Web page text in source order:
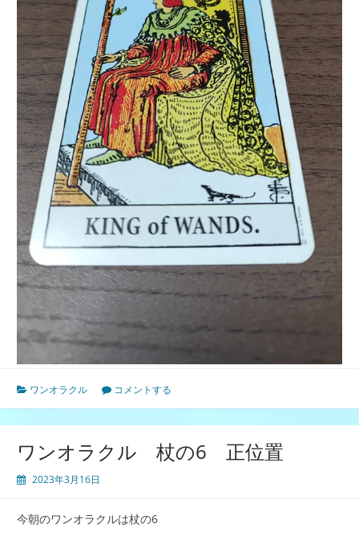
ワンオラクル コメントする
ワンオラクル 杖の6 正位置
2023年3月16日
今朝のワンオラクルは杖の6